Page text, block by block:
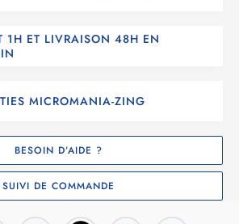
1H ET LIVRAISON 48H EN
MICROMANIA-ZING
BESOIN D’AIDE ?
SUIVI DE COMMANDE